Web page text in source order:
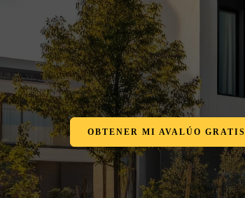
OBTENER MI AVALÚO GRATIS